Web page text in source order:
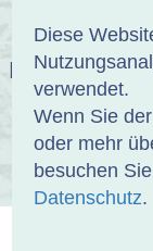
Diese
verwendet.
Wenn Sie
oder mehr
besuchen
Datenschutz.
ÜBER UNS